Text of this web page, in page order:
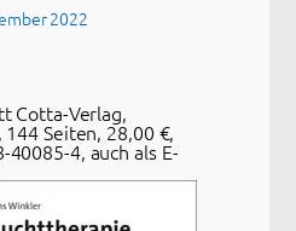
2022
Cotta-Verlag,
Seiten, 28,00 €,
40085-4, auch als E-